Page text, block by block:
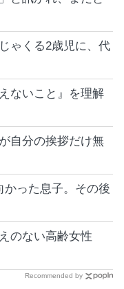
ゃくる2歳児に、代
ないこと』を理解
自分の挨拶だけ無
った息子。その後
のない高齢女性
Recommended by